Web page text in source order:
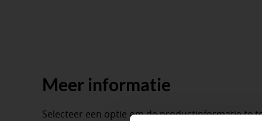
Meer informatie
Selecteer een optie om de productinformatie te